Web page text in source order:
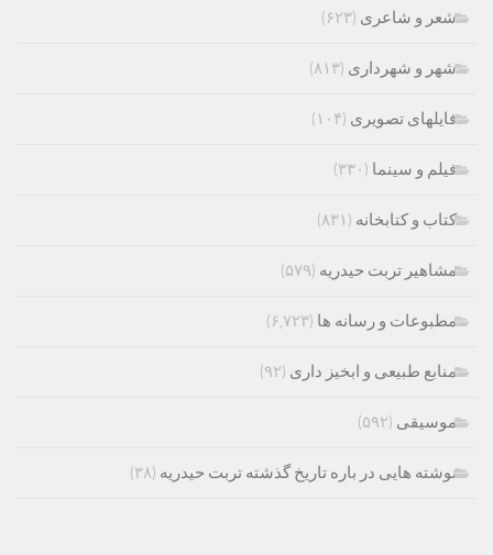
شعر و شاعری (۶۲۳)
شهر و شهرداری (۸۱۳)
فایلهای تصویری (۱۰۴)
فیلم و سینما (۳۳۰)
کتاب و کتابخانه (۸۳۱)
مشاهیر تربت حیدریه (۵۷۹)
مطبوعات و رسانه ها (۶,۷۲۳)
منابع طبیعی و ابخیز داری (۹۲)
موسیقی (۵۹۲)
نوشته هایی در باره تاریخ گذشته تربت حیدریه (۳۸)